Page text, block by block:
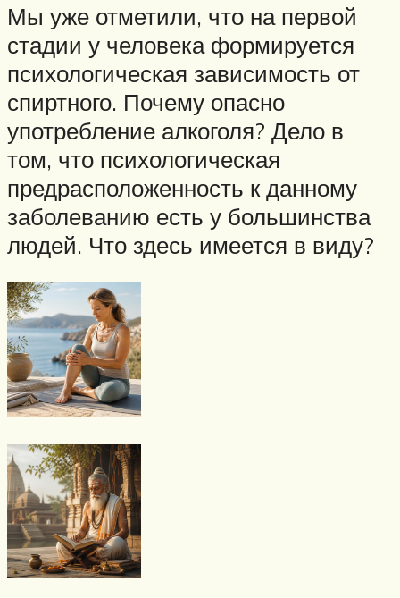
Мы уже отметили, что на первой
стадии у человека формируется
психологическая зависимость от
спиртного. Почему опасно
употребление алкоголя? Дело в
том, что психологическая
предрасположенность к данному
заболеванию есть у большинства
людей. Что здесь имеется в виду?